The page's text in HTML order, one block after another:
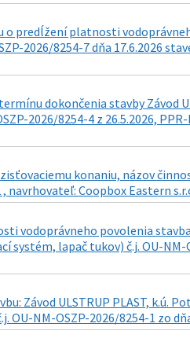
predĺžení platnosti
2026/8254-7 dňa 17.6.2026
dokončenia stavby Závod
2026/8254-4 z 26.5.2026,
konaniu, názov
navrhovateľ: Coopbox Eastern
povolenia stavba:
lapač tukov) č.j. OU-NM-
Závod ULSTRUP PLAST, k.ú.
NM-OSZP-2026/8254-1 zo